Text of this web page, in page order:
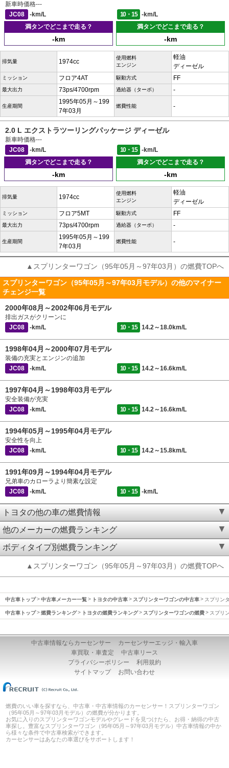
新車時価格---
JC08
-km/L 10・15
-km/L
満タンでどこまで走る？
-km
満タンでどこまで走る？
-km
排気量 1974cc
使用燃料
エンジン
軽油
ディーゼル
ミッション フロア4AT 駆動方式 FF
最大出力 73ps/4700rpm 過給器（ターボ） -
生産期間
1995年05月～199
7年03月
燃費性能 -
2.0 L エクストラツーリングパッケージ ディーゼル
新車時価格---
JC08
-km/L 10・15
-km/L
満タンでどこまで走る？
-km
満タンでどこまで走る？
-km
排気量 1974cc
使用燃料
エンジン
軽油
ディーゼル
ミッション フロア5MT 駆動方式 FF
最大出力 73ps/4700rpm 過給器（ターボ） -
生産期間
1995年05月～199
7年03月
燃費性能 -
▲スプリンターワゴン（95年05月～97年03月）の燃費TOPへ
スプリンターワゴン（95年05月～97年03月モデル）の他のマイナー
チェンジ一覧
2000年08月～2002年06月モデル
排出ガスがクリーンに
JC08
-km/L 10・15 14.2～18.0km/L
1998年04月～2000年07月モデル
装備の充実とエンジンの追加
JC08
-km/L 10・15 14.2～16.6km/L
1997年04月～1998年03月モデル
安全装備が充実
JC08
-km/L 10・15 14.2～16.6km/L
1994年05月～1995年04月モデル
安全性を向上
JC08
-km/L 10・15 14.2～15.8km/L
1991年09月～1994年04月モデル
兄弟車のカローラより簡素な設定
JC08
-km/L 10・15 -km/L
トヨタの他の車の燃費情報
他のメーカーの燃費ランキング
ボディタイプ別燃費ランキング
▲スプリンターワゴン（95年05月～97年03月）の燃費TOPへ
中古車トップ 中古車メーカー一覧 トヨタの中古車 スプリンターワゴンの中古車 スプリン
中古車トップ 燃費ランキング トヨタの燃費ランキング スプリンターワゴンの燃費 スプリ
中古車情報ならカーセンサー
カーセンサーエッジ・輸入車
車買取・車査定
中古車リース
プライバシーポリシー
利用規約
サイトマップ
お問い合わせ
燃費のいい車を探すなら、中古車・中古車情報のカーセンサー！スプリンターワゴン
（95年05月～97年03月モデル）の燃費が分かります。
お気に入りのスプリンターワゴンモデルやグレードを見つけたら、お得・納得の中古
車探し。豊富なスプリンターワゴン（95年05月～97年03月モデル）中古車情報の中か
ら様々な条件で中古車検索ができます。
カーセンサーはあなたの車選びをサポートします！